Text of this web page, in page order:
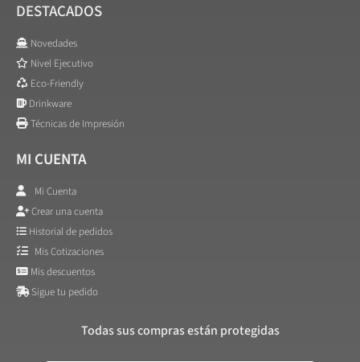
DESTACADOS
Novedades
Nivel Ejecutivo
Eco-Friendly
Drinkware
Técnicas de Impresión
MI CUENTA
Mi Cuenta
Crear una cuenta
Historial de pedidos
Mis Cotizaciones
Mis descuentos
Sigue tu pedido
Todas sus compras están protegidas